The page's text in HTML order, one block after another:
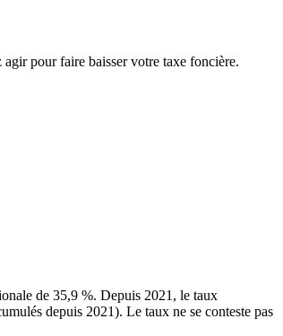
pour faire baisser votre taxe foncière.
de 35,9 %. Depuis 2021, le taux
depuis 2021). Le taux ne se conteste pas